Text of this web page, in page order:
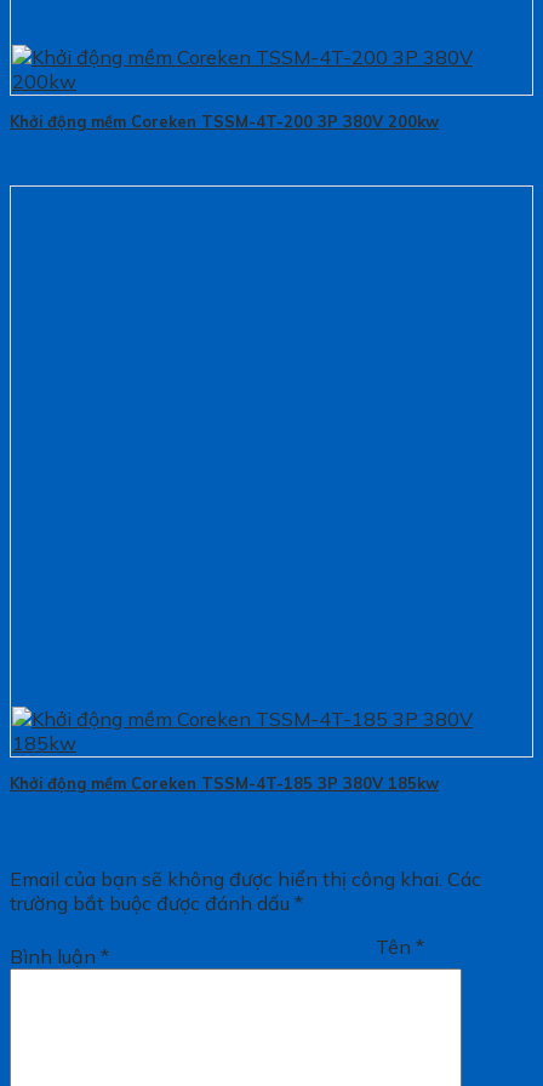
Khởi động mềm Coreken TSSM-4T-200 3P 380V 200kw
Khởi động mềm Coreken TSSM-4T-185 3P 380V 185kw
Email của bạn sẽ không được hiển thị công khai. Các
trường bắt buộc được đánh dấu *
Bình luận * Tên*